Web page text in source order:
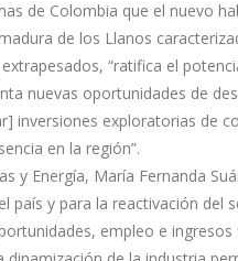
de Colombia que el nuevo
de los Llanos
“ratifica el
nuevas oportunidades de
inversiones exploratorias de
en la región”.
y Energía, María Fernanda
país y para la reactivación del
empleo e ingresos